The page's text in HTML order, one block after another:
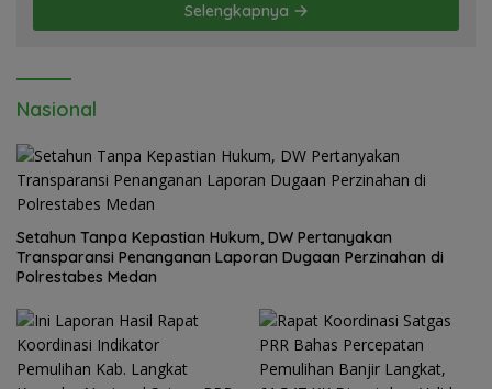
Selengkapnya
Nasional
Setahun Tanpa Kepastian Hukum, DW Pertanyakan
Transparansi Penanganan Laporan Dugaan Perzinahan di
Polrestabes Medan